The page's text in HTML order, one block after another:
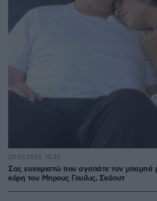
Σας ευχαριστώ που αγαπάτε τον μπαμπά
κόρη του Μπρους Γουίλις, Σκάουτ
20.03.2024, 10:33